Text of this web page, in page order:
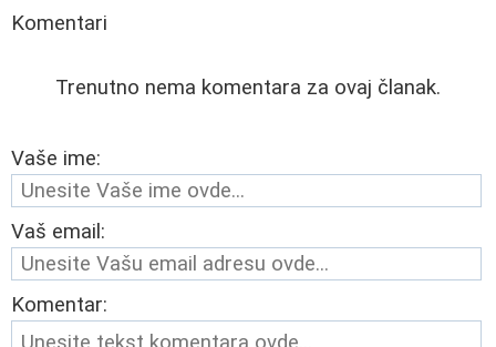
Komentari
Trenutno nema komentara za ovaj članak.
Vaše ime:
Vaš email:
Komentar: